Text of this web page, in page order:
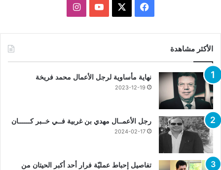
فيسبوك يوتيوبانستقرام
الأكثر مشاهدة
نهاية مأساوية لرجل الأعمال محمد فريخة
2023-12-19
رجل الأعمــال مهدي بن غربية فــي خــبر كــــــان
2024-02-17
تفاصيل إحباط عمليّة فرار أحد أكبر الحيتان من